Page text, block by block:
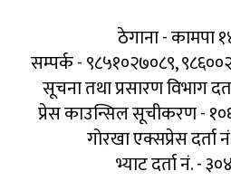
ठेगाना - कामपा
सम्पर्क - ९८५१०२७०८९,
सूचना तथा प्रसारण विभाग
प्रेस काउन्सिल सूचीकरण -
गोरखा एक्सप्रेस दर्ता
भ्याट दर्ता नं. -